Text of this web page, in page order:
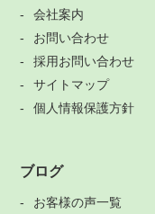
会社案内
お問い合わせ
採用お問い合わせ
サイトマップ
個人情報保護方針
ブログ
お客様の声一覧